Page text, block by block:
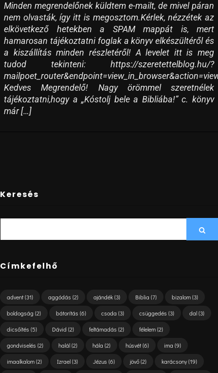
Minden megrendelőnek küldtem e-mailt, de mivel páran
nem olvasták, így itt is megosztom.Kérlek, nézzétek az
elkövetkező hetekben a SPAM mappát is, mert
hamarosan tájékoztatni foglak a könyv elkészültéről és
a kiszállítás minden részletéről! A levelet itt is meg
tudod tekinteni: https://szeretettelblog.hu/?
Kedves Megrendelő! Nagy örömmel szeretnélek
tájékoztatni,hogy a „Kóstolj bele a Bibliába!” c. könyv
már […]
Keresés
Címkefelhő
advent(31) aggódás (2) ajándék(3) Biblia (7) bizalom(3)
boldogság (2) bátorítás (6) csoda (3) csüggedés (3) dal(3)
dicsőítés (5) Dávid (2) feltámadás (2) félelem(2)
gondviselés (2) halál(2) hála (2) húsvét(6) ima (9)
imaalkalom(2) Izrael(3) Jézus (6) jövő(2) karácsony(19)